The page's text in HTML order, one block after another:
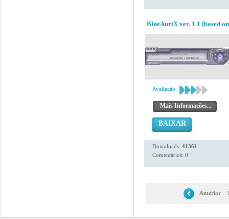
BlueAuriX ver. 1.1 [based
Avaliação:
Mais Informações...
BAIXAR
Downloads: 41361
Comentários: 0
Anterior